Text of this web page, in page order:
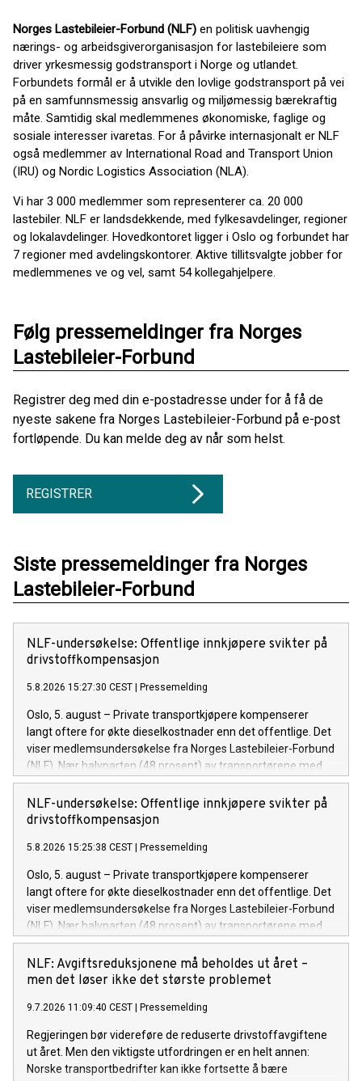
Norges Lastebileier-Forbund (NLF) en politisk uavhengig
nærings- og arbeidsgiverorganisasjon for lastebileiere som
driver yrkesmessig godstransport i Norge og utlandet.
Forbundets formål er å utvikle den lovlige godstransport på vei
på en samfunnsmessig ansvarlig og miljømessig bærekraftig
måte. Samtidig skal medlemmenes økonomiske, faglige og
sosiale interesser ivaretas. For å påvirke internasjonalt er NLF
også medlemmer av International Road and Transport Union
(IRU) og Nordic Logistics Association (NLA).
Vi har 3 000 medlemmer som representerer ca. 20 000
lastebiler. NLF er landsdekkende, med fylkesavdelinger, regioner
og lokalavdelinger. Hovedkontoret ligger i Oslo og forbundet har
7 regioner med avdelingskontorer. Aktive tillitsvalgte jobber for
medlemmenes ve og vel, samt 54 kollegahjelpere.
Følg pressemeldinger fra Norges
Lastebileier-Forbund
Registrer deg med din e-postadresse under for å få de
nyeste sakene fra Norges Lastebileier-Forbund på e-post
fortløpende. Du kan melde deg av når som helst.
REGISTRER
Siste pressemeldinger fra Norges
Lastebileier-Forbund
NLF-undersøkelse: Offentlige innkjøpere svikter på
drivstoffkompensasjon
5.8.2026 15:27:30 CEST | Pressemelding
Oslo, 5. august – Private transportkjøpere kompenserer
langt oftere for økte dieselkostnader enn det offentlige. Det
viser medlemsundersøkelse fra Norges Lastebileier-Forbund
(NLF). Nær halvparten (48 prosent) av transportørene med
private kontrakter oppgir at de får dekket hele eller store
deler av økte drivstoffkostnader. For kommunale kontrakter
er andelen 35 prosent, mens den er rundt 10 prosent for
NLF-undersøkelse: Offentlige innkjøpere svikter på
drivstoffkompensasjon
5.8.2026 15:25:38 CEST | Pressemelding
Oslo, 5. august – Private transportkjøpere kompenserer
langt oftere for økte dieselkostnader enn det offentlige. Det
viser medlemsundersøkelse fra Norges Lastebileier-Forbund
(NLF). Nær halvparten (48 prosent) av transportørene med
private kontrakter oppgir at de får dekket hele eller store
deler av økte drivstoffkostnader. For kommunale kontrakter
er andelen 35 prosent, mens den er rundt 10 prosent for
NLF: Avgiftsreduksjonene må beholdes ut året –
men det løser ikke det største problemet
9.7.2026 11:09:40 CEST | Pressemelding
Regjeringen bør videreføre de reduserte drivstoffavgiftene
ut året. Men den viktigste utfordringen er en helt annen:
Norske transportbedrifter kan ikke fortsette å bære